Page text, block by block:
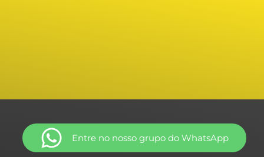
Entre no nosso grupo do WhatsApp